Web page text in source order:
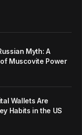
Myth: A
Muscovite Power
Wallets Are
Habits in the US